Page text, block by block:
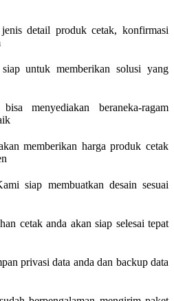
detail produk cetak, konfirmasi
untuk memberikan solusi yang
menyediakan beraneka-ragam
memberikan harga produk cetak
siap membuatkan desain sesuai
cetak anda akan siap selesai tepat
privasi data anda dan backup data